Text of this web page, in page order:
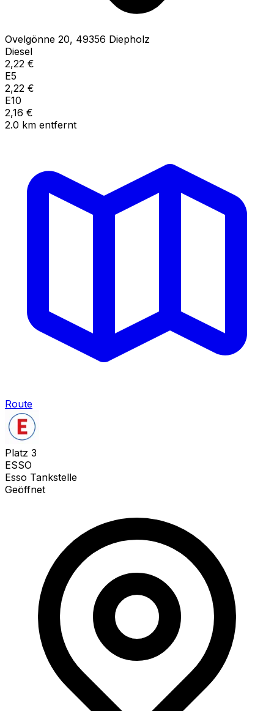
Ovelgönne 20, 49356 Diepholz
Diesel
2,22 €
E5
2,22 €
E10
2,16 €
2.0 km entfernt
Route
Platz 3
ESSO
Esso Tankstelle
Geöffnet